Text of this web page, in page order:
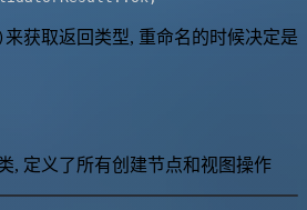
来获取返回类型, 重命名的时候决定是
, 定义了所有创建节点和视图操作